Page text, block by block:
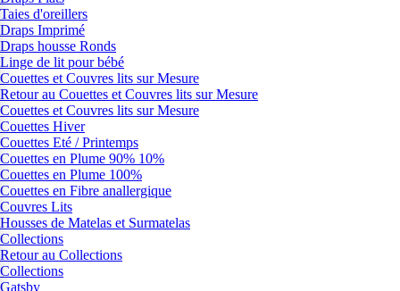
Taies d'oreillers
Draps Imprimé
Draps housse Ronds
Linge de lit pour bébé
Couettes et Couvres lits sur Mesure
Retour au Couettes et Couvres lits sur Mesure
Couettes et Couvres lits sur Mesure
Couettes Hiver
Couettes Eté / Printemps
Couettes en Plume 90% 10%
Couettes en Plume 100%
Couettes en Fibre anallergique
Couvres Lits
Housses de Matelas et Surmatelas
Collections
Retour au Collections
Collections
Gatsby